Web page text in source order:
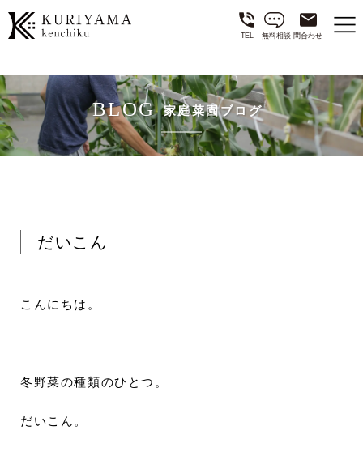
TEL 無料相談 問合わせ
BLOG 家庭菜園ブログ
だいこん
こんにちは。
冬野菜の種類のひとつ。
だいこん。